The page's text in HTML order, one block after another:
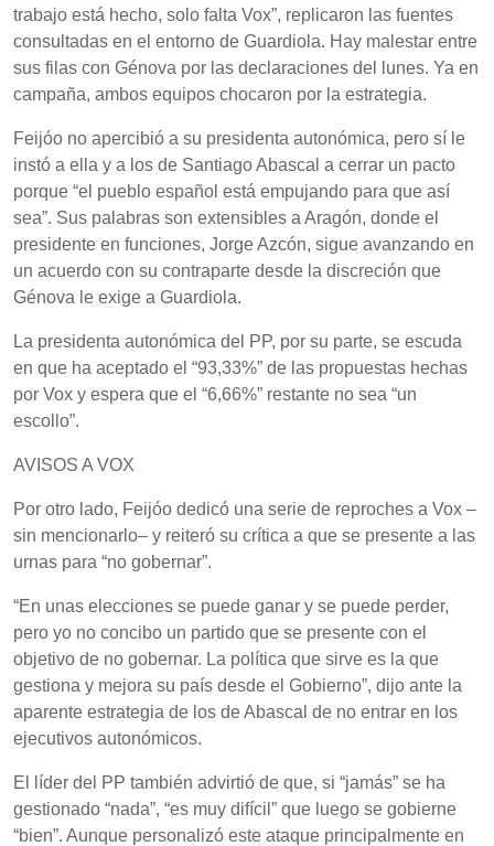
trabajo está hecho, solo falta Vox”, replicaron las fuentes
consultadas en el entorno de Guardiola. Hay malestar entre
sus filas con Génova por las declaraciones del lunes. Ya en
campaña, ambos equipos chocaron por la estrategia.
Feijóo no apercibió a su presidenta autonómica, pero sí le
instó a ella y a los de Santiago Abascal a cerrar un pacto
porque “el pueblo español está empujando para que así
sea”. Sus palabras son extensibles a Aragón, donde el
presidente en funciones, Jorge Azcón, sigue avanzando en
un acuerdo con su contraparte desde la discreción que
Génova le exige a Guardiola.
La presidenta autonómica del PP, por su parte, se escuda
en que ha aceptado el “93,33%” de las propuestas hechas
por Vox y espera que el “6,66%” restante no sea “un
escollo”.
AVISOS A VOX
Por otro lado, Feijóo dedicó una serie de reproches a Vox –
sin mencionarlo– y reiteró su crítica a que se presente a las
urnas para “no gobernar”.
“En unas elecciones se puede ganar y se puede perder,
pero yo no concibo un partido que se presente con el
objetivo de no gobernar. La política que sirve es la que
gestiona y mejora su país desde el Gobierno”, dijo ante la
aparente estrategia de los de Abascal de no entrar en los
ejecutivos autonómicos.
El líder del PP también advirtió de que, si “jamás” se ha
gestionado “nada”, “es muy difícil” que luego se gobierne
“bien”. Aunque personalizó este ataque principalmente en